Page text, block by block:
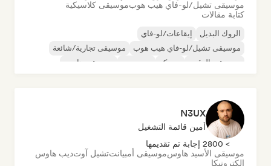
موسيقى تشيل/لو-فاي هيب هوبموسيقى كلاسيكية
كتابة مقالات
الروك البديل
إيقاعات/لو-فاي
موسيقى تشيل/لو-فاي هيب هوب
موسيقى تجارية/شائعة
موسيقى الرقص
ديسكو موسيقى هاوس
N3UX
أمين قائمة التشغيل
> 2800 إجابة تم تقديمها
موسيقى الأسيد هاوسموسيقى أمبيانتتشيل آوتديب هاوس
إلكترونيكا